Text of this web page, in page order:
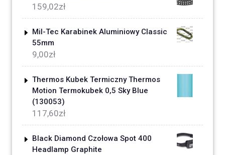
159,02zł
Mil-Tec Karabinek Aluminiowy Classic
55mm
9,00zł
Thermos Kubek Termiczny Thermos
Motion Termokubek 0,5 Sky Blue
(130053)
117,60zł
Black Diamond Czołowa Spot 400
Headlamp Graphite